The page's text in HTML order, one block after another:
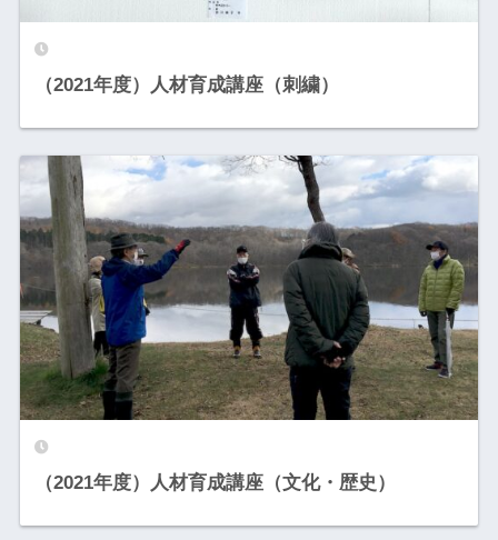
（2021年度）人材育成講座（刺繍）
（2021年度）人材育成講座（文化・歴史）